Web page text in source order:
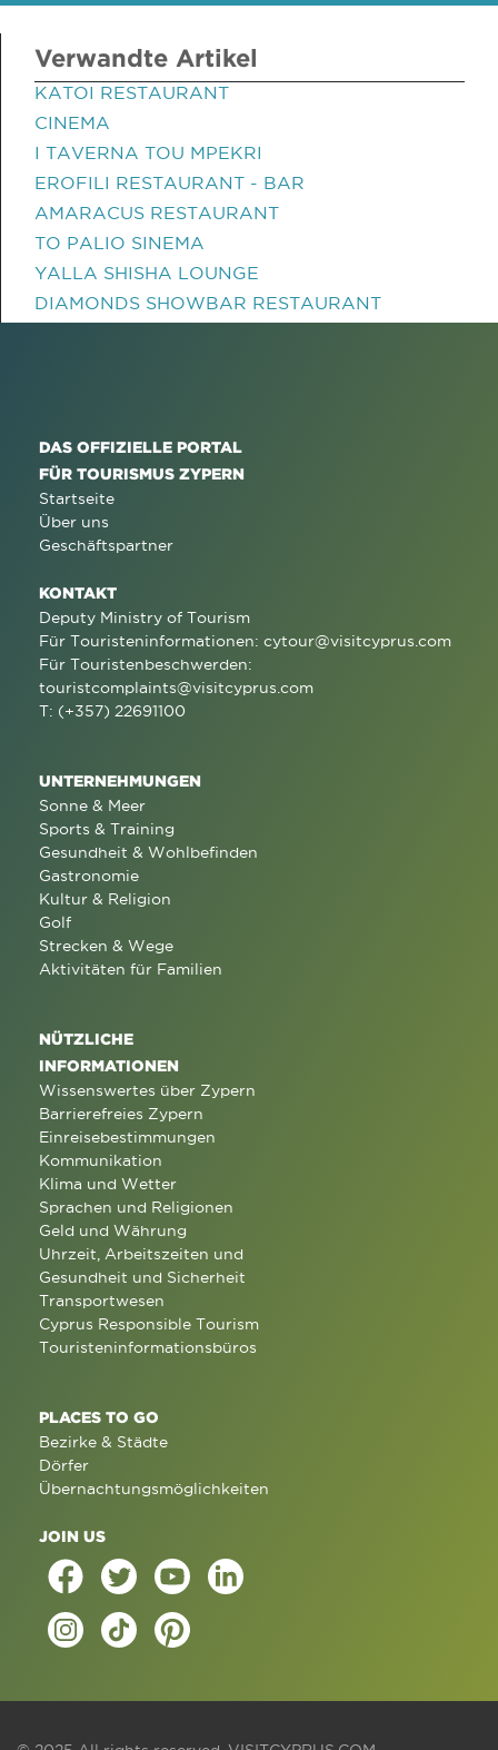
Verwandte Artikel
KATOI RESTAURANT
CINEMA
I TAVERNA TOU MPEKRI
EROFILI RESTAURANT - BAR
AMARACUS RESTAURANT
TO PALIO SINEMA
YALLA SHISHA LOUNGE
DIAMONDS SHOWBAR RESTAURANT
DAS OFFIZIELLE PORTAL
FÜR TOURISMUS ZYPERN
Startseite
Über uns
Geschäftspartner
KONTAKT
Deputy Ministry of Tourism
Für Touristeninformationen: cytour@visitcyprus.com
Für Touristenbeschwerden:
touristcomplaints@visitcyprus.com
T: (+357) 22691100
UNTERNEHMUNGEN
Sonne & Meer
Sports & Training
Gesundheit & Wohlbefinden
Gastronomie
Kultur & Religion
Golf
Strecken & Wege
Aktivitäten für Familien
NÜTZLICHE
INFORMATIONEN
Wissenswertes über Zypern
Barrierefreies Zypern
Einreisebestimmungen
Kommunikation
Klima und Wetter
Sprachen und Religionen
Geld und Währung
Uhrzeit, Arbeitszeiten und
Gesundheit und Sicherheit
Transportwesen
Cyprus Responsible Tourism
Touristeninformationsbüros
PLACES TO GO
Bezirke & Städte
Dörfer
Übernachtungsmöglichkeiten
JOIN US